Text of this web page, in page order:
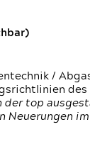
/
der top